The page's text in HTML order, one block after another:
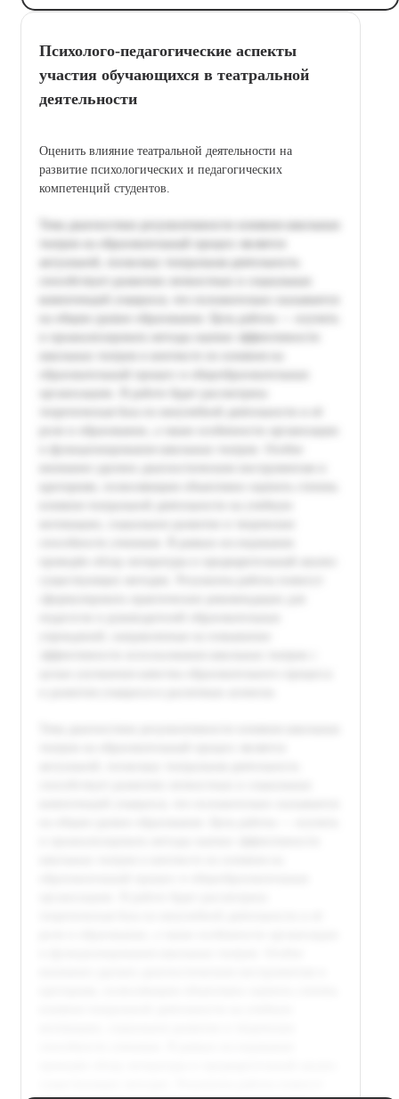
Психолого-педагогические аспекты
участия обучающихся в театральной
деятельности
Оценить влияние театральной деятельности на
развитие психологических и педагогических
компетенций студентов.